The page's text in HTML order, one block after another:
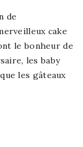
de
cake
le bonheur de
les baby
les gâteaux